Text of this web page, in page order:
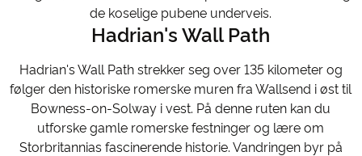
de koselige pubene underveis.
Hadrian's Wall Path
Hadrian's Wall Path strekker seg over 135 kilometer og
følger den historiske romerske muren fra Wallsend i øst til
Bowness-on-Solway i vest. På denne ruten kan du
utforske gamle romerske festninger og lære om
Storbritannias fascinerende historie. Vandringen byr på